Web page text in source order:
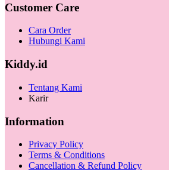
Customer Care
Cara Order
Hubungi Kami
Kiddy.id
Tentang Kami
Karir
Information
Privacy Policy
Terms & Conditions
Cancellation & Refund Policy